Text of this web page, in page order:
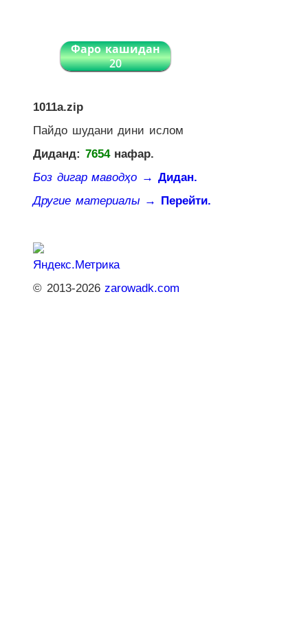
Фаро кашидан
20
1011a.zip
Пайдо шудани дини ислом
Диданд: 7654нафар.
Боз дигар маводҳо → Дидан.
Другие материалы → Перейти.
© 2013-2026zarowadk.com